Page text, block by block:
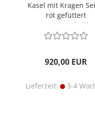
Kasel mit Kragen
rot gefüttert
Kreuzsymbolik
920,00 EUR
Lieferzeit: 3-4